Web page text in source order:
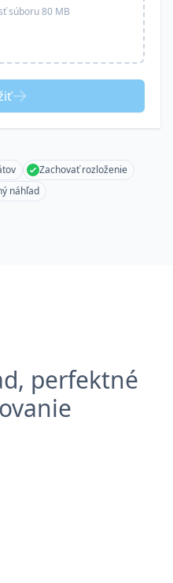
súboru 80 MB
Zachovať rozloženie
náhľad
perfektné